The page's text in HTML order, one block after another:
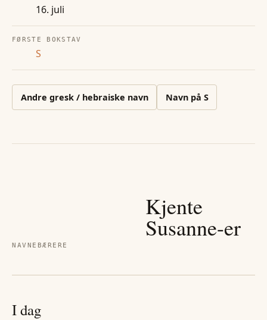
16. juli
FØRSTE BOKSTAV
S
Andre gresk / hebraiske navn Navn på S
NAVNEBÆRERE
Kjente
Susanne-er
I dag